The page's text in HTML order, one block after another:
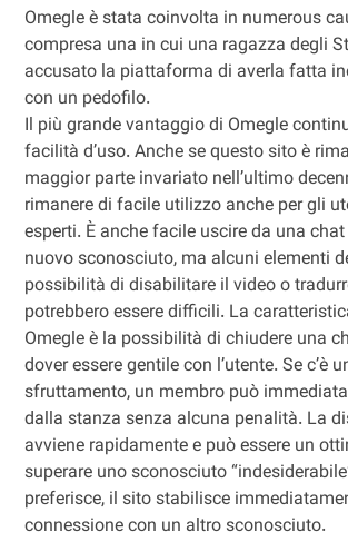
Omegle è stata coinvolta in numerous
compresa una in cui una ragazza degli
accusato la piattaforma di averla fatta
con un pedofilo.
Il più grande vantaggio di Omegle
facilità d’uso. Anche se questo sito è
maggior parte invariato nell’ultimo
rimanere di facile utilizzo anche per gli
esperti. È anche facile uscire da una
nuovo sconosciuto, ma alcuni elementi
possibilità di disabilitare il video o
potrebbero essere difficili. La
Omegle è la possibilità di chiudere una
dover essere gentile con l’utente. Se c’è
sfruttamento, un membro può
dalla stanza senza alcuna penalità. La
avviene rapidamente e può essere un
superare uno sconosciuto
preferisce, il sito stabilisce
connessione con un altro sconosciuto.